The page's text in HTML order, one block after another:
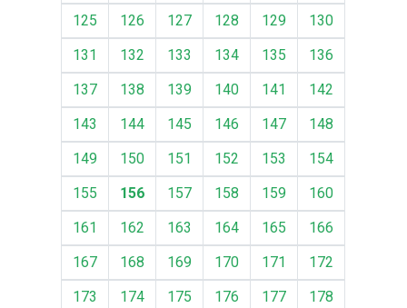
125
126 127 128 129
130
131
132 133 134 135
136
137
138 139 140 141
142
143
144 145 146 147
148
149
150 151 152 153
154
155
156 157 158 159
160
161
162 163 164 165
166
167
168 169 170 171
172
173
174 175 176 177
178